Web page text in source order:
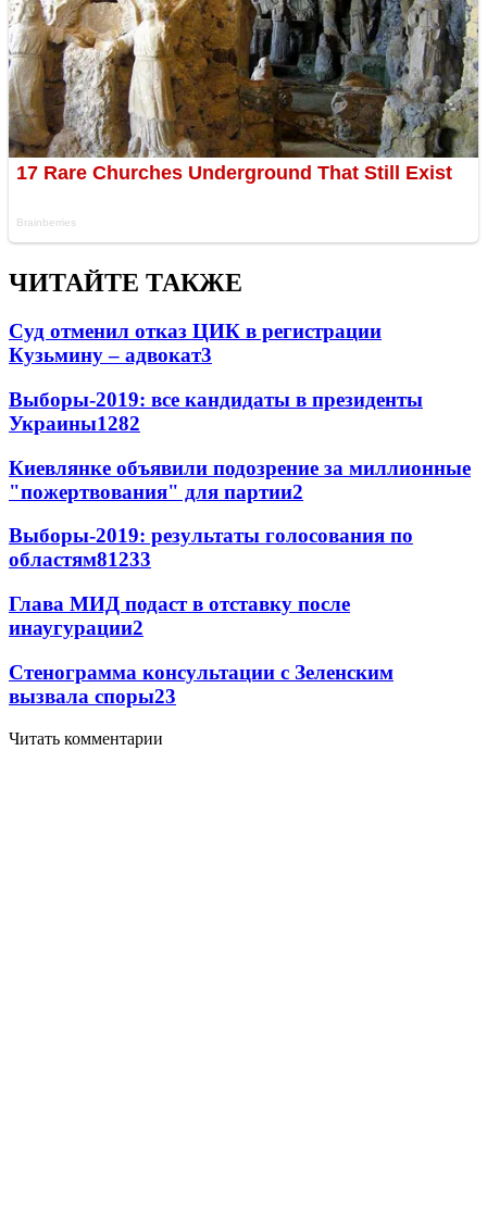
ЧИТАЙТЕ ТАКЖЕ
Суд отменил отказ ЦИК в регистрации
Кузьмину – адвокат3
Выборы-2019: все кандидаты в президенты
Украины1282
Киевлянке объявили подозрение за миллионные
"пожертвования" для партии2
Выборы-2019: результаты голосования по
областям81233
Глава МИД подаст в отставку после
инаугурации2
Стенограмма консультации с Зеленским
вызвала споры23
Читать комментарии